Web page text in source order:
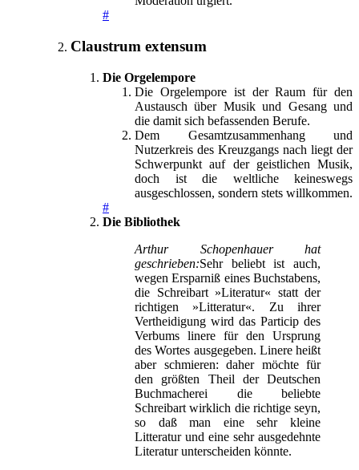
#
Claustrum extensum
Die Orgelempore
Die Orgelempore ist der Raum für den
Austausch über Musik und Gesang und
die damit sich befassenden Berufe.
Dem Gesamtzusammenhang und
Nutzerkreis des Kreuzgangs nach liegt der
Schwerpunkt auf der geistlichen Musik,
doch ist die weltliche keineswegs
ausgeschlossen, sondern stets willkommen.
#
Die Bibliothek
Arthur Schopenhauer hat
geschrieben:Sehr beliebt ist auch,
wegen Ersparniß eines Buchstabens,
die Schreibart »Literatur« statt der
richtigen »Litteratur«. Zu ihrer
Vertheidigung wird das Particip des
Verbums linere für den Ursprung
des Wortes ausgegeben. Linere heißt
aber schmieren: daher möchte für
den größten Theil der Deutschen
Buchmacherei die beliebte
Schreibart wirklich die richtige seyn,
so daß man eine sehr kleine
Litteratur und eine sehr ausgedehnte
Literatur unterscheiden könnte.